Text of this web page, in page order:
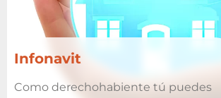
Infonavit
Como derechohabiente tú puedes